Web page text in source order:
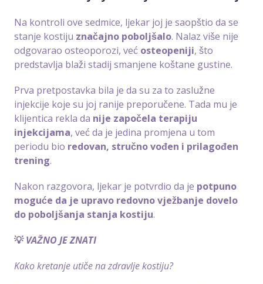
Na kontroli ove sedmice, ljekar joj je saopštio da se
stanje kostiju značajno poboljšalo. Nalaz više nije
odgovarao osteoporozi, već osteopeniji, što
predstavlja blaži stadij smanjene koštane gustine.
Prva pretpostavka bila je da su za to zaslužne
injekcije koje su joj ranije preporučene. Tada mu je
klijentica rekla da nije započela terapiju
injekcijama, već da je jedina promjena u tom
periodu bio redovan, stručno vođen i prilagođen
trening.
Nakon razgovora, ljekar je potvrdio da je potpuno
moguće da je upravo redovno vježbanje dovelo
do poboljšanja stanja kostiju.
💡VAŽNO JE ZNATI
Kako kretanje utiče na zdravlje kostiju?